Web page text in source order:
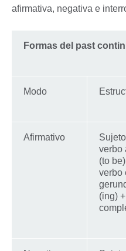
afirmativa, negativa e
Formas del past
Modo
Afirmativo
verbo
(to
verbo
(ing) +